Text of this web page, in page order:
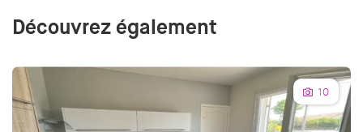
Découvrez également
10